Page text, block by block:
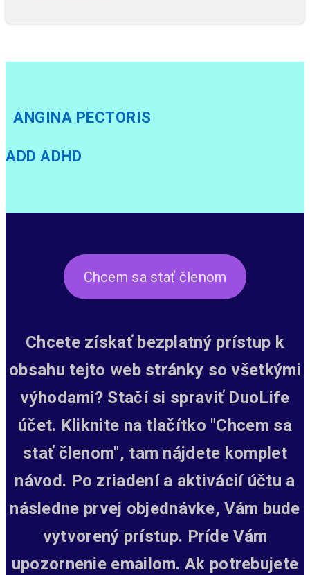
ANGINA PECTORIS
ADD ADHD
Chcem sa stať členom
Chcete získať bezplatný prístup k
obsahu tejto web stránky so všetkými
výhodami? Stačí si spraviť DuoLife
účet. Kliknite na tlačítko "Chcem sa
stať členom", tam nájdete komplet
návod. Po zriadení a aktivácií účtu a
následne prvej objednávke, Vám bude
vytvorený prístup. Príde Vám
upozornenie emailom. Ak potrebujete